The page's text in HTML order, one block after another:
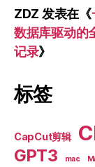
ZDZ 发表在《
数据库驱动的
记录》
标签
CapCut剪辑
GPT3 mac